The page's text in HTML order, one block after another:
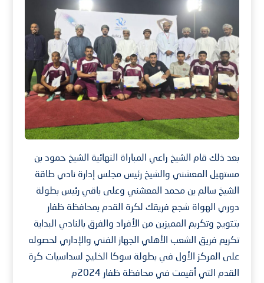
بعد ذلك قام الشيخ راعي المباراة النهائية الشيخ حمود بن
مستهيل المعشني والشيخ رئيس مجلس إدارة نادي طاقة
الشيخ سالم بن محمد المعشني وعلى باقي رئيس بطولة
دوري الهواة شجع فريقك لكرة القدم بمحافظة ظفار
بتتويج وتكريم المميزين من الأفراد والفرق بالنادي البداية
تكريم فريق الشعب الأهلي الجهاز الفني والإداري لحصوله
على المركز الأول في بطولة سوكا الخليج لسداسيات كرة
القدم التي أقيمت في محافظة ظفار 2024م